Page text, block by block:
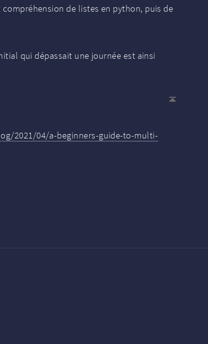
de listes en python, puis de
qui dépassait une journée est ainsi
2021/04/a-beginners-guide-to-multi-